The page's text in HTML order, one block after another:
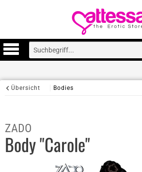
Übersicht Bodies
ZADO
Body "Carole"